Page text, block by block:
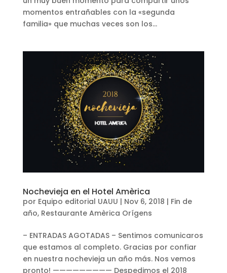
momentos entrañables con la «segunda
familia» que muchas veces son los...
Nochevieja en el Hotel Amèrica
por Equipo editorial UAUU | Nov 6, 2018 | Fin de
año, Restaurante Amèrica Orígens
– ENTRADAS AGOTADAS – Sentimos comunicaros
que estamos al completo. Gracias por confiar
en nuestra nochevieja un año más. Nos vemos
pronto! ————————— Despedimos el 2018